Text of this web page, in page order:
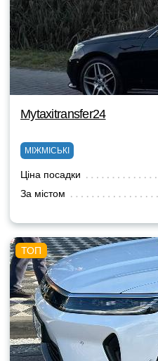
Mytaxitransfer24
МІЖМІСЬКІ
Ціна посадки
За містом